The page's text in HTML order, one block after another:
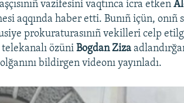
vazifesini vaqtınca icra etken
aqqında haber etti. Bunıñ içün, onıñ
prokuraturasınıñ vekilleri celp
telekanalı özüniBogdan Ziza
bildirgen videonı yayınladı.